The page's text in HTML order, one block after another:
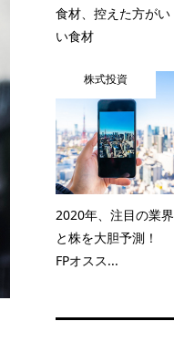
食材、控えた方がい
い食材
株式投資
2020年、注目の業界
と株を大胆予測！
FPオスス...